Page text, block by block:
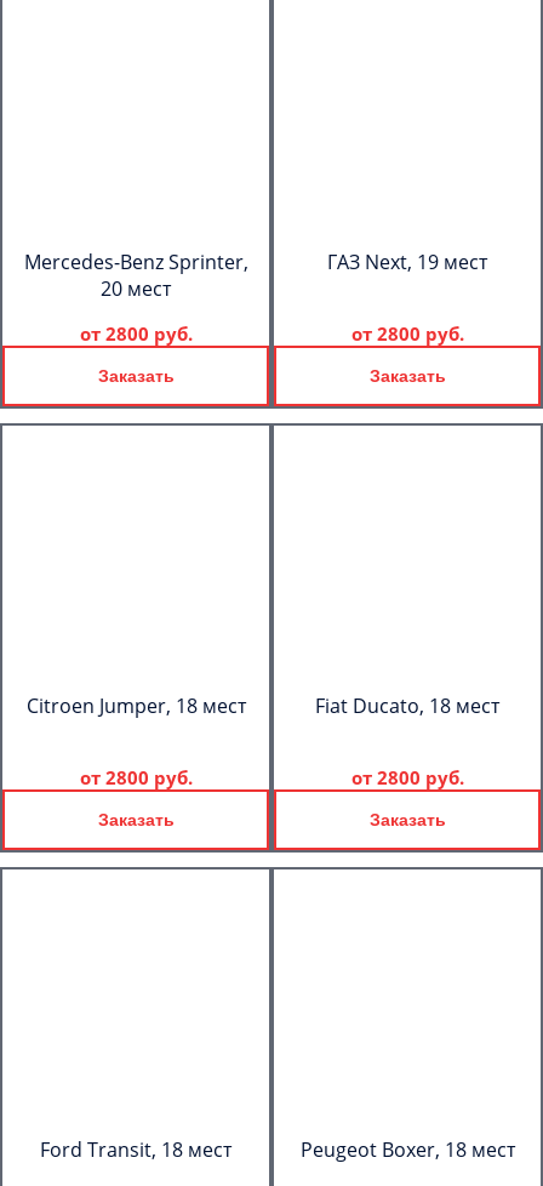
Mercedes-Benz Sprinter,
20 мест
от 2800 руб.
Заказать
ГАЗ Next, 19 мест
от 2800 руб.
Заказать
Citroen Jumper, 18 мест
от 2800 руб.
Заказать
Fiat Ducato, 18 мест
от 2800 руб.
Заказать
Ford Transit, 18 мест Peugeot Boxer, 18 мест